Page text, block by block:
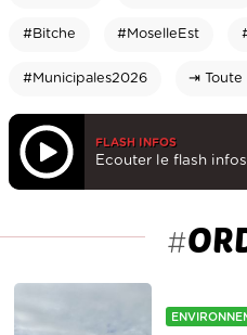
#Bitche #MoselleEst
#Municipales2026 ⇥ Toute
FLASH INFOS
Ecouter le flash
#